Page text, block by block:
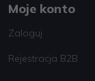
Moje konto
Zaloguj
Rejestracja B2B